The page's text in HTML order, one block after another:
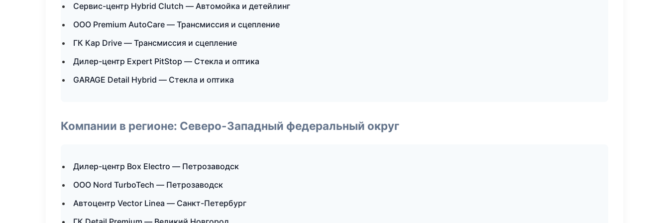
Сервис-центр Hybrid Clutch — Автомойка и детейлинг
ООО Premium AutoCare — Трансмиссия и сцепление
ГК Кар Drive — Трансмиссия и сцепление
Дилер-центр Expert PitStop — Стекла и оптика
GARAGE Detail Hybrid — Стекла и оптика
Компании в регионе: Северо-Западный федеральный округ
Дилер-центр Box Electro — Петрозаводск
ООО Nord TurboTech — Петрозаводск
Автоцентр Vector Linea — Санкт-Петербург